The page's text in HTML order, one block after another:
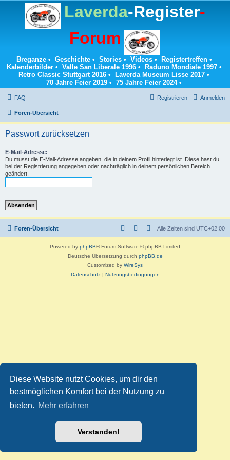
Diese Website nutzt Cookies, um dir den
bestmöglichen Komfort bei der Nutzung zu
bieten. Mehr erfahren
Verstanden!
Laverda-Register-
Forum
Breganze• Geschichte• Stories• Videos• Registertreffen•
Kalenderbilder• Valle San Liberale 1996• Raduno Mondiale 1997•
Retro Classic Stuttgart 2016 • Laverda Museum Lisse 2017 •
70 Jahre Feier 2019 • 75 Jahre Feier 2024•
FAQ Anmelden
Registrieren
Foren-Übersicht
Passwort zurücksetzen
E-Mail-Adresse:
Du musst die E-Mail-Adresse angeben, die in deinem Profil hinterlegt ist. Diese hast du
bei der Registrierung angegeben oder nachträglich in deinem persönlichen Bereich
geändert.
Foren-Übersicht Alle Zeiten sind UTC+02:00
Powered by phpBB® Forum Software © phpBB Limited
Deutsche Übersetzung durch phpBB.de
Customized by WireSys
Datenschutz| Nutzungsbedingungen